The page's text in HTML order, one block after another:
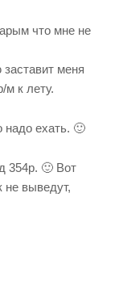
что мне не
меня
к лету.
надо ехать. 🙂
354р. 🙂 Вот
не выведут,